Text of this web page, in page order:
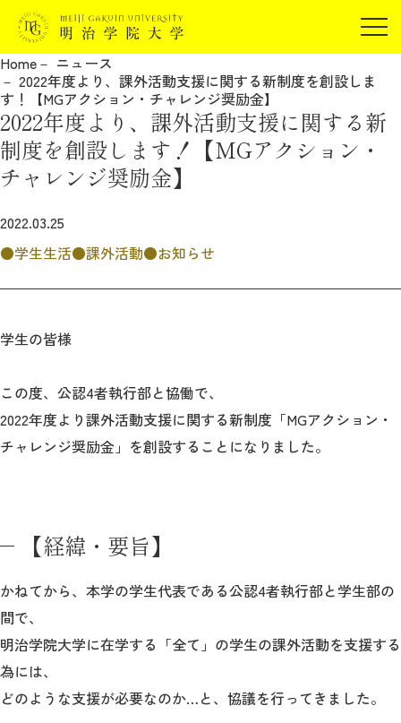
在学生の方
卒業生の方
保証人の方
企業・研究者の方
JP EN
受験生の方
報道関係の方
教育
研究
留学・国際交流
ボランティア
生涯学習・社会連携
Home
ニュース
2022年度より、課外活動支援に関する新制度を創設しま
す！【MGアクション・チャレンジ奨励金】
2022年度より、課外活動支援に関する新
制度を創設します！【MGアクション・
チャレンジ奨励金】
2022.03.25
学生生活
課外活動 お知らせ
学生の皆様
この度、公認4者執行部と協働で、
2022年度より課外活動支援に関する新制度「MGアクション・
チャレンジ奨励金」を創設することになりました。
【経緯・要旨】
かねてから、本学の学生代表である公認4者執行部と学生部の
間で、
明治学院大学に在学する「全て」の学生の課外活動を支援する
為には、
どのような支援が必要なのか…と、協議を行ってきました。